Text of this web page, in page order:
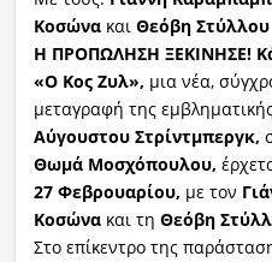
Κοσώνα και Θεόβη Στύλλου
Η ΠΡΟΠΩΛΗΣΗ ΞΕΚΙΝΗΣΕ!
«Ο Κος Ζυλ», μια νέα,
μεταγραφή της
Αύγουστου Στρίντμπεργκ,
Θωμά Μοσχόπουλου,
27 Φεβρουαρίου, με τον
Κοσώνα και τη Θεόβη
Στο επίκεντρο της